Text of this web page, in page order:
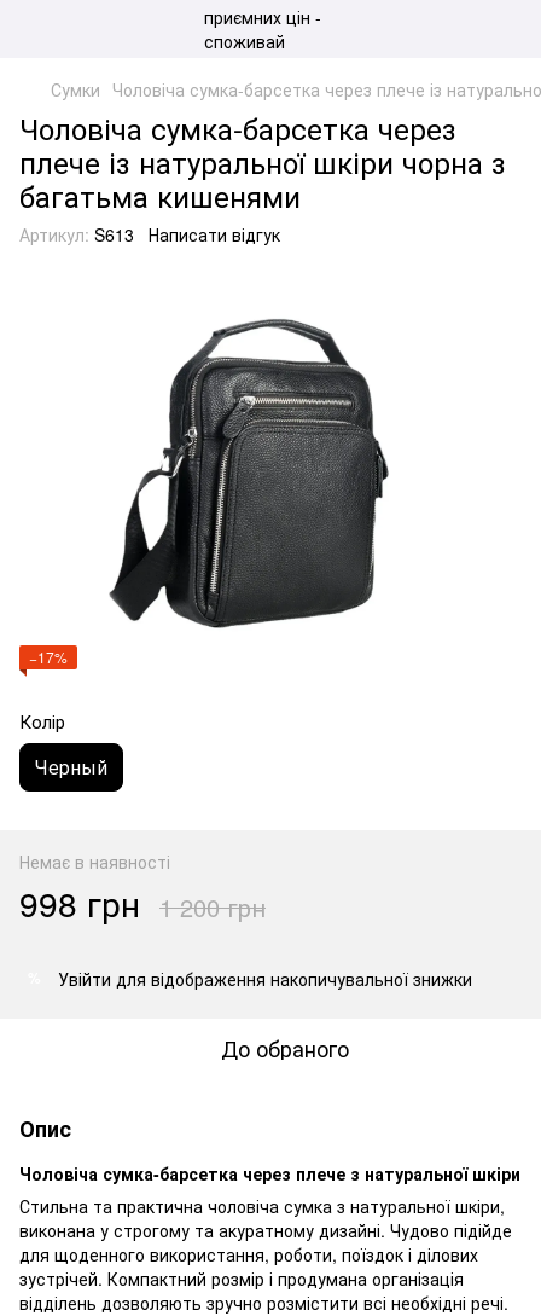
Сумки Чоловіча сумка-барсетка через плече із
Чоловіча сумка-барсетка через
плече із натуральної шкіри чорна з
багатьма кишенями
Артикул: S613 Написати відгук
−17%
Колір
Черный
Немає в наявності
998 грн 1 200 грн
Увійти для відображення накопичувальної знижки
До обраного
Опис
Чоловіча сумка-барсетка через плече з натуральної шкіри
Стильна та практична чоловіча сумка з натуральної шкіри,
виконана у строгому та акуратному дизайні. Чудово підійде
для щоденного використання, роботи, поїздок і ділових
зустрічей. Компактний розмір і продумана організація
відділень дозволяють зручно розмістити всі необхідні речі.